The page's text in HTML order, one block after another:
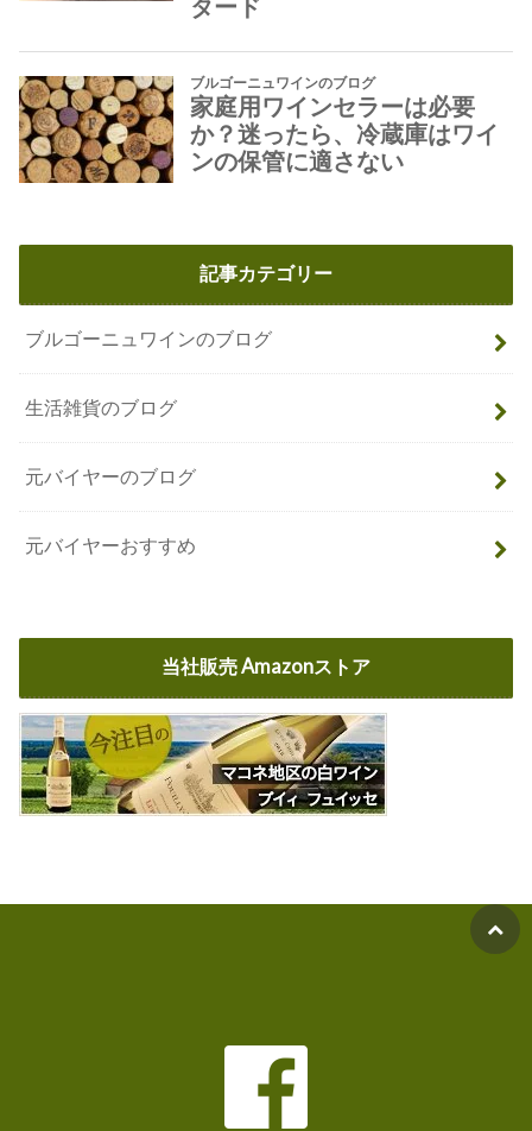
記事カテゴリー
ブルゴーニュワインのブログ
生活雑貨のブログ
元バイヤーのブログ
元バイヤーおすすめ
当社販売 Amazonストア